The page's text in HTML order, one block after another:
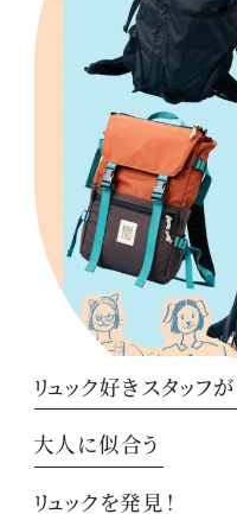
リュック好きスタッフが
大人に似合う
リュックを発見！